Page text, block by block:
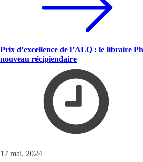
Prix d’excellence de l’ALQ : le libraire
nouveau récipiendaire
17 mai, 2024